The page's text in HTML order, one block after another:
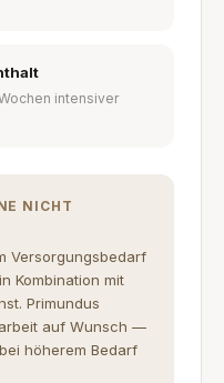
intensiver
NICHT
Versorgungsbedarf
Kombination mit
Primundus
auf Wunsch —
höherem Bedarf